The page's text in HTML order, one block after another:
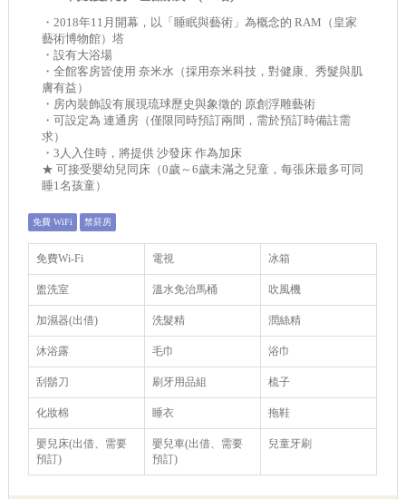
・2018年11月開幕，以「睡眠與藝術」為概念的 RAM（皇家
藝術博物館）塔
・設有大浴場
・全館客房皆使用 奈米水（採用奈米科技，對健康、秀髮與肌
膚有益）
・房內裝飾設有展現琉球歷史與象徵的 原創浮雕藝術
・可設定為 連通房（僅限同時預訂兩間，需於預訂時備註需
求）
・3人入住時，將提供 沙發床 作為加床
★ 可接受嬰幼兒同床（0歲～6歲未滿之兒童，每張床最多可同
睡1名孩童）
免費 WiFi 禁菸房
免費Wi-Fi 電視 冰箱
盥洗室 溫水免治馬桶 吹風機
加濕器(出借) 洗髮精 潤絲精
沐浴露 毛巾 浴巾
刮鬍刀 刷牙用品組 梳子
化妝棉 睡衣 拖鞋
嬰兒床(出借、需要
預訂)
嬰兒車(出借、需要
預訂)
兒童牙刷